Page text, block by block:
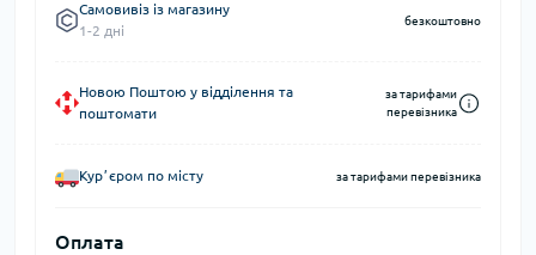
Самовивіз із магазину
1-2 дні
безкоштовно
Новою Поштою у відділення та
поштомати
за тарифами
перевізника
Курʼєром по місту за тарифами перевізника
Оплата